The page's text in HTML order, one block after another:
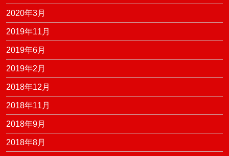
2020年3月
2019年11月
2019年6月
2019年2月
2018年12月
2018年11月
2018年9月
2018年8月